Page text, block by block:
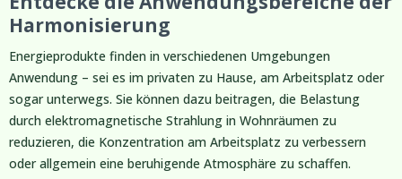
Harmonisierung
Energieprodukte finden in verschiedenen Umgebungen
Anwendung – sei es im privaten zu Hause, am Arbeitsplatz oder
sogar unterwegs. Sie können dazu beitragen, die Belastung
durch elektromagnetische Strahlung in Wohnräumen zu
reduzieren, die Konzentration am Arbeitsplatz zu verbessern
oder allgemein eine beruhigende Atmosphäre zu schaffen.